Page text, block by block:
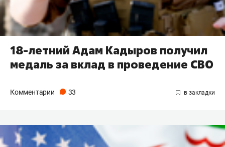
18-летний Адам Кадыров получил
медаль за вклад в проведение СВО
Комментарии 33